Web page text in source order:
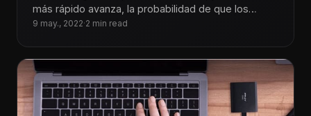
más rápido avanza, la probabilidad de que los
aparatos que ya tengo, lleguen
9 may., 2022·2 min read